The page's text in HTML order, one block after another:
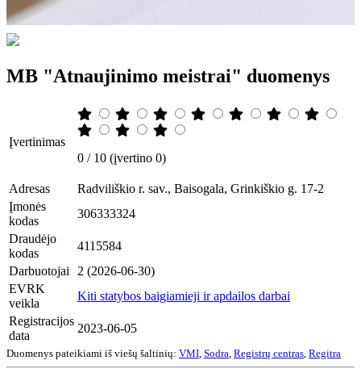
MB "Atnaujinimo meistrai" duomenys
Įvertinimas
0 / 10 (įvertino 0)
Adresas
Radviliškio r. sav., Baisogala, Grinkiškio g. 17-2
Įmonės
kodas
306333324
Draudėjo
kodas
4115584
Darbuotojai
2 (2026-06-30)
EVRK
veikla
Kiti statybos baigiamieji ir apdailos darbai
Registracijos
data
2023-06-05
Duomenys pateikiami iš viešų šaltinių: VMI Sodra Registrų centras Regitra